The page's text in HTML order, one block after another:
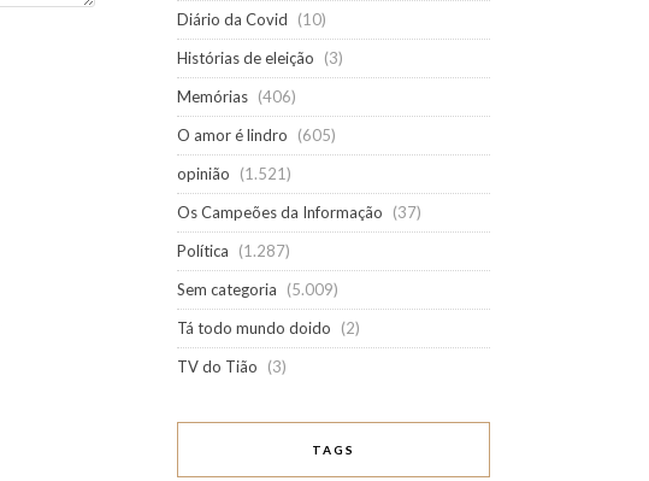
Diário da Covid
(10)
Histórias de eleição
(3)
Memórias (406)
O amor é lindro
(605)
opinião
(1.521)
Os Campeões da Informação
(37)
Política
(1.287)
Sem categoria
(5.009)
Tá todo mundo doido
(2)
TV do Tião
(3)
TAGS